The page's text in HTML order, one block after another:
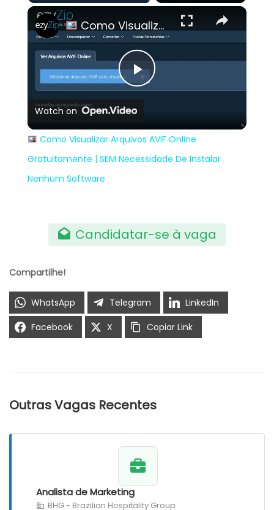
×
Play
Video
Como Visualizar Arquivos AVIF Online Gratuitamente | SEM Necessidade De Instalar Nenhum Software
Watch on
Como Visualizar Arquivos AVIF Online
Gratuitamente | SEM Necessidade De Instalar
Nenhum Software
Candidatar-se à vaga
Compartilhe!
WhatsApp Telegram
LinkedIn
Facebook
X Copiar Link
Outras Vagas Recentes
Analista de Marketing
BHG - Brazilian Hospitality Group